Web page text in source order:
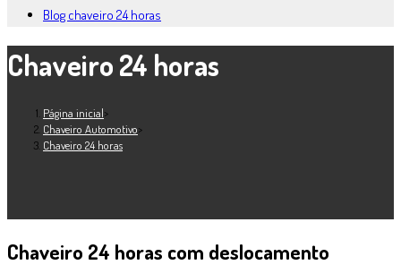
Blog chaveiro 24 horas
Chaveiro 24 horas
Página inicial>
Chaveiro Automotivo>
Chaveiro 24 horas
Chaveiro 24 horas com deslocamento